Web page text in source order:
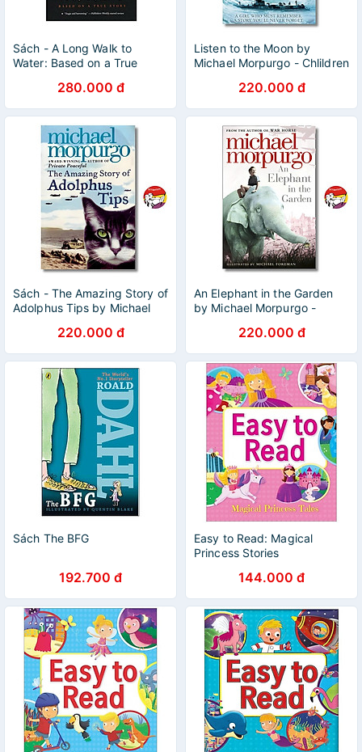
Sách - A Long Walk to
Water: Based on a True
Best Seller in Children's
Africa Books/Ngoại văn
chính hãng
280.000 đ
Listen to the Moon by
Michael Morpurgo - Chlildren
Ngoại Văn Nhập Khẩu
220.000 đ
Sách - The Amazing Story of
Adolphus Tips by Michael
book in English
220.000 đ
An Elephant in the Garden
by Michael Morpurgo -
English - Sách Ngoại Văn
220.000 đ
Sách The BFG
192.700 đ
Easy to Read: Magical
Princess Stories
144.000 đ